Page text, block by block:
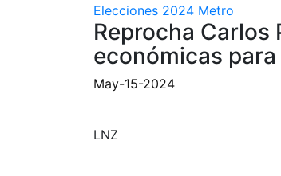
Elecciones 2024 Metro
Reprocha
económicas
May-15-2024
LNZ